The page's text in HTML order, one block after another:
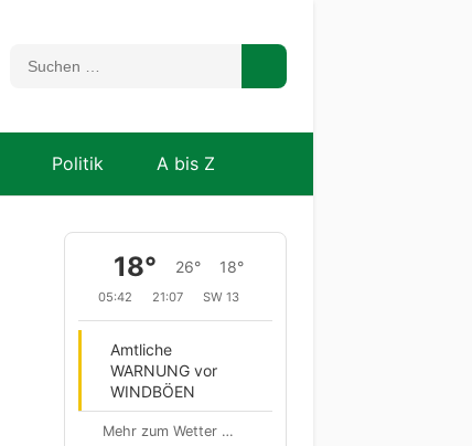
Politik A bis Z
18° 26° 18°
05:42 21:07 SW 13
Amtliche
WARNUNG vor
WINDBÖEN
Mehr zum Wetter …